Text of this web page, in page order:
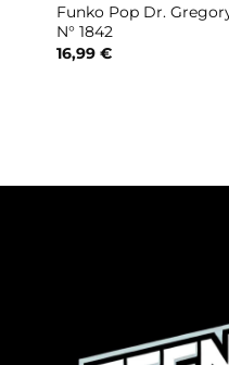
Funko Pop Dr.
N° 1842
16,99 €